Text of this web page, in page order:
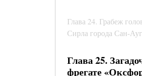
Глава 24. Грабеж
Сирла города Сан-
Глава 25.
фрегате